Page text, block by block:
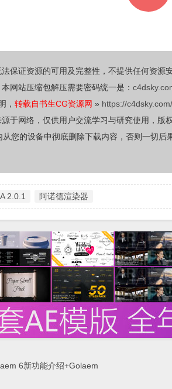
保证资源的可用及完整性，不提供任何资源
网站压缩包解压需要密码统一是：
， 转载自书生CG资源网 » https://
于网络，仅供用户交流学习与研究使用，
您的设备中彻底删除下载内容，否则一切
2.0.1 阿诺德渲染器
6新功能介绍+Golaem